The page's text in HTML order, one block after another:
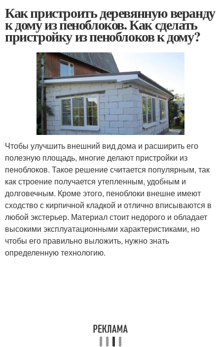
Как пристроить деревянную веранду
к дому из пеноблоков. Как сделать
пристройку из пеноблоков к дому?
Чтобы улучшить внешний вид дома и расширить его
полезную площадь, многие делают пристройки из
пеноблоков. Такое решение считается популярным, так
как строение получается утепленным, удобным и
долговечным. Кроме этого, пеноблоки внешне имеют
сходство с кирпичной кладкой и отлично вписываются в
любой экстерьер. Материал стоит недорого и обладает
высокими эксплуатационными характеристиками, но
чтобы его правильно выложить, нужно знать
определенную технологию.